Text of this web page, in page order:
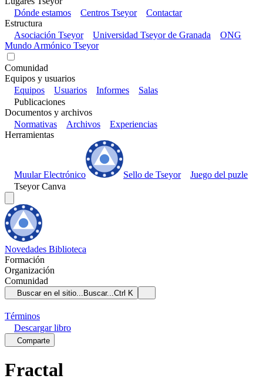
Dónde estamos
Centros Tseyor
Contactar
Estructura
Asociación Tseyor
Universidad Tseyor de Granada
ONG
Mundo Armónico Tseyor
Comunidad
Equipos y usuarios
Equipos
Usuarios Informes
Salas
Publicaciones
Documentos y archivos
Normativas
Archivos
Experiencias
Herramientas
Muular Electrónico Sello de Tseyor
Juego del puzle
Tseyor Canva
Novedades Biblioteca
Formación
Organización
Comunidad
Buscar en el sitio... Buscar...Ctrl K
Términos
Descargarlibro
Comparte
Fractal